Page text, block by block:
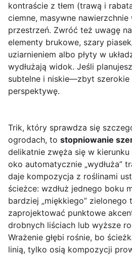
kontraście z tłem (trawą i
ciemne, masywne nawierzchnie
przestrzeń. Zwróć też uwagę
elementy brukowe, szary
uziarnieniem albo płyty w
wydłużają widok. Jeśli
subtelne i niskie—zbyt szerokie
perspektywę.
Trik, który sprawdza się
ogrodach, to stopniowanie
delikatnie zwęża się w kierunku
oko automatycznie „wydłuża”
daje kompozycja z roślinami
ścieżce: wzdłuż jednego boku
bardziej „miękkiego”
zaprojektować punktowe
drobnych liściach lub wyższe
Wrażenie głębi rośnie, bo
linią, tylko osią kompozycji